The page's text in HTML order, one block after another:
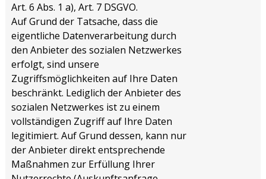
Art. 6 Abs. 1 a), Art. 7 DSGVO.
Auf Grund der Tatsache, dass die
eigentliche Datenverarbeitung durch
den Anbieter des sozialen Netzwerkes
erfolgt, sind unsere
Zugriffsmöglichkeiten auf Ihre Daten
beschränkt. Lediglich der Anbieter des
sozialen Netzwerkes ist zu einem
vollständigen Zugriff auf Ihre Daten
legitimiert. Auf Grund dessen, kann nur
der Anbieter direkt entsprechende
Maßnahmen zur Erfüllung Ihrer